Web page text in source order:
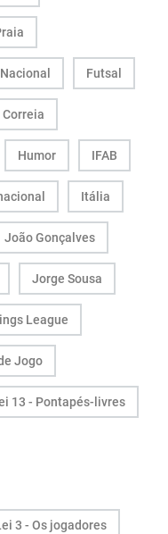
Futsal
Humor IFAB
Itália
João Gonçalves
Jorge Sousa
League
Jogo
13 - Pontapés-livres
3 - Os jogadores